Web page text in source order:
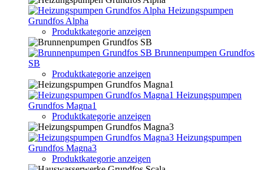
Heizungspumpen
Grundfos Alpha
Produktkategorie anzeigen
Brunnenpumpen Grundfos
SB
Produktkategorie anzeigen
Heizungspumpen
Grundfos Magna1
Produktkategorie anzeigen
Heizungspumpen
Grundfos Magna3
Produktkategorie anzeigen